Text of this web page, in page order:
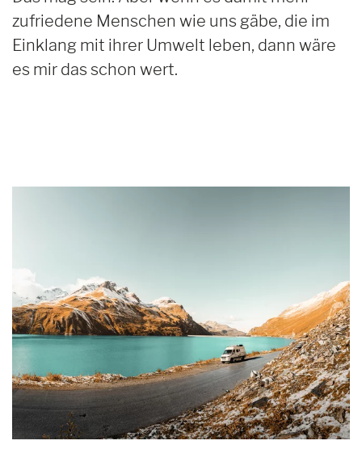
zufriedene Menschen wie uns gäbe, die im
Einklang mit ihrer Umwelt leben, dann wäre
es mir das schon wert.